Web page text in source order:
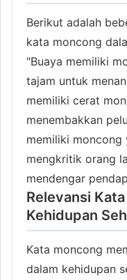
Berikut adalah
kata moncong
"Buaya memiliki
tajam untuk
memiliki cerat
menembakkan
memiliki moncong
mengkritik orang
mendengar
Relevansi
Kehidupan
Kata moncong
dalam kehidupan